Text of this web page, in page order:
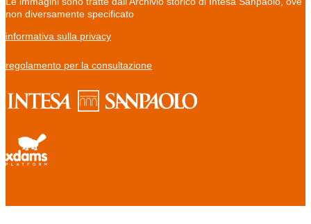
non diversamente specificato
informativa sulla privacy
regolamento per la consultazione